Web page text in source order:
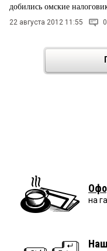
добились омские
22 августа 2012 11:55 0
на